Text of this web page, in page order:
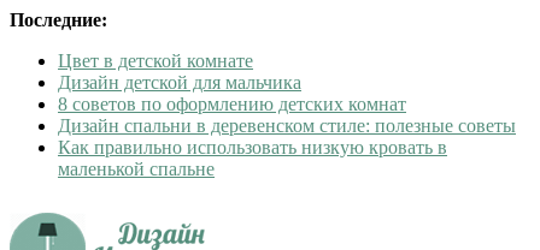
Последние:
Цвет в детской комнате
Дизайн детской для мальчика
8 советов по оформлению детских комнат
Дизайн спальни в деревенском стиле: полезные советы
Как правильно использовать низкую кровать в
маленькой спальне